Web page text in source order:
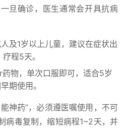
旦确诊，医生通常会开具抗病
及1岁以上儿童，建议在症状出
程5天。
药物，单次口服即可，适合5岁
期使用。
神药”，必须遵医嘱使用，不可
病毒复制，缩短病程1~2天，并